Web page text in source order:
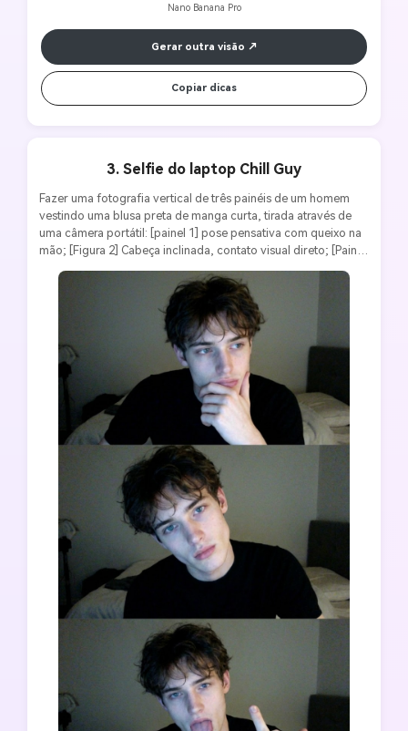
Nano Banana Pro
Gerar outra visão
Copiar dicas
3. Selfie do laptop Chill Guy
Fazer uma fotografia vertical de três painéis de um homem
vestindo uma blusa preta de manga curta, tirada através de
uma câmera portátil: [painel 1] pose pensativa com queixo na
mão; [Figura 2] Cabeça inclinada, contato visual direto; [Painel
3] Língua fora lúdica + dedo médio. Todas as fotos têm o
mesmo fundo confortável, escuro do quarto e a tela brilha.
Estilo: Baixa resolução, granulado, proporção 3: 4,
características faciais consistentes e penteados-original e não